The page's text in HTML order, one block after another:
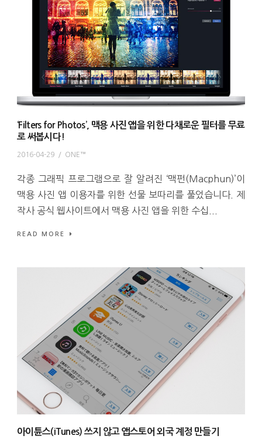
‘Filters for Photos’, 맥용 사진 앱을 위한 다채로운 필터를 무료
로 써봅시다!
2016-04-29 / ONE™
각종 그래픽 프로그램으로 잘 알려진 ‘맥펀(Macphun)’이
맥용 사진 앱 이용자를 위한 선물 보따리를 풀었습니다. 제
작사 공식 웹사이트에서 맥용 사진 앱을 위한 수십...
READ MORE
아이튠스(iTunes) 쓰지 않고 앱스토어 외국 계정 만들기